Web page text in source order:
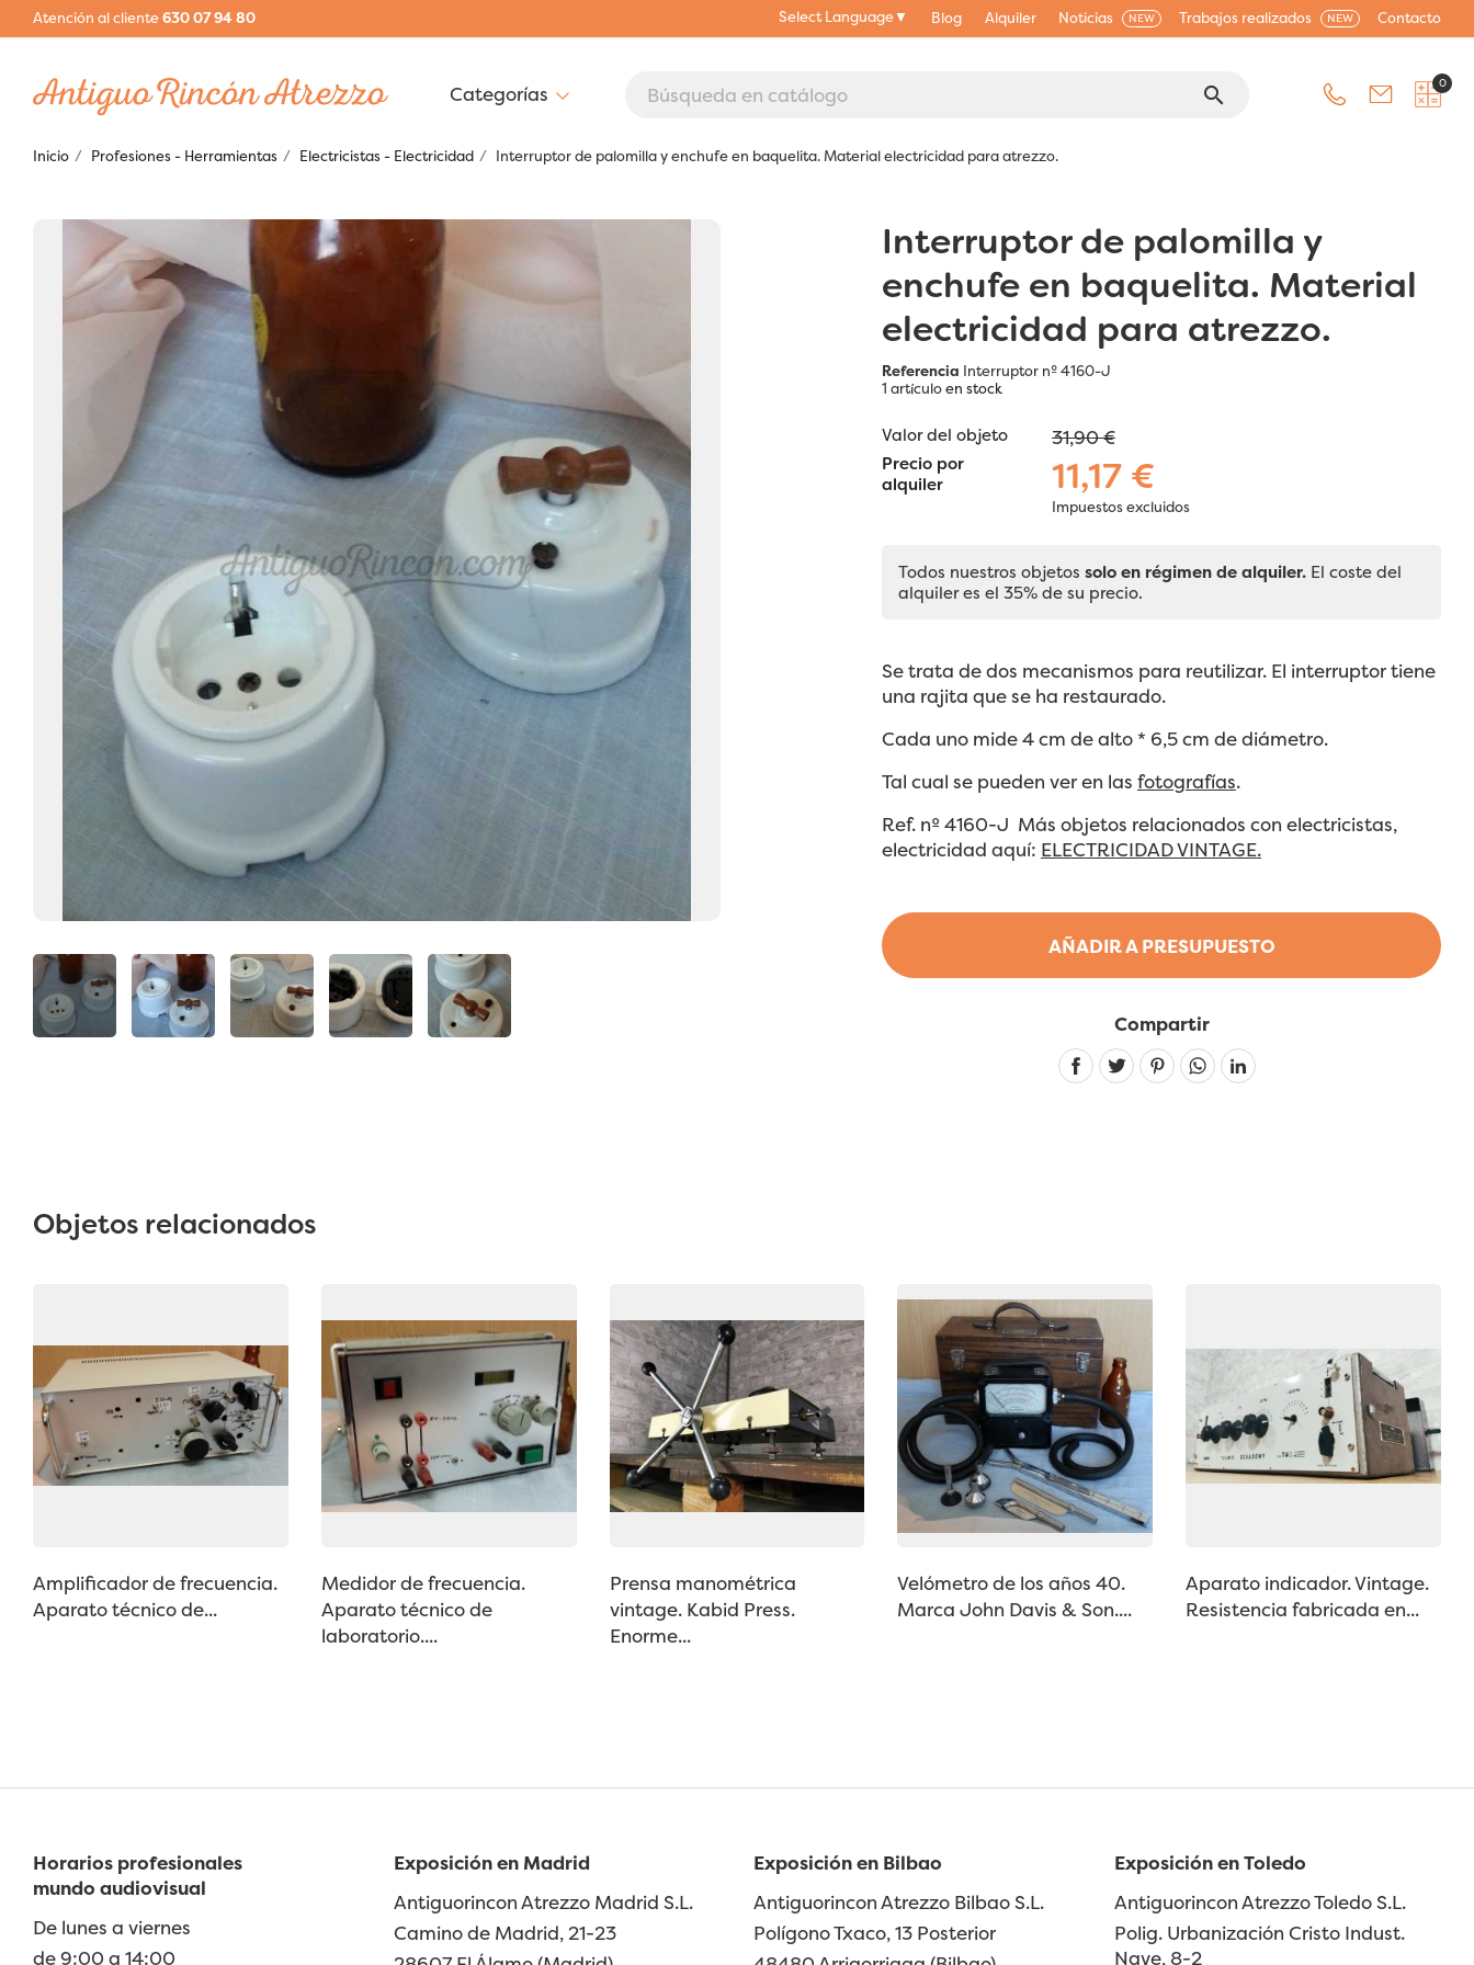
Atención al cliente630 07 94 80 Select Language▼ Blog Alquiler Noticias NEW Trabajos realizados NEW Contacto
search 0
Inicio Profesiones - Herramientas Electricistas - Electricidad Interruptor de palomilla y enchufe en baquelita. Material electricidad para atrezzo.
Interruptor de palomilla y
enchufe en baquelita. Material
electricidad para atrezzo.
Referencia Interruptor nº 4160-J
1 artículoen stock
AÑADIR A PRESUPUESTO
Valor del objeto 31,90 €
Precio por
alquiler
11,17 €
Impuestos excluidos
Todos nuestros objetos solo en régimen de alquiler. El coste del
alquiler es el 35% de su precio.
Se trata de dos mecanismos para reutilizar. El interruptor tiene
una rajita que se ha restaurado.
Cada uno mide 4 cm de alto * 6,5 cm de diámetro.
Tal cual se pueden ver en las fotografías.
Ref. nº 4160-J Más objetos relacionados con electricistas,
electricidad aquí: ELECTRICIDAD VINTAGE.
Compartir
Linkedin
Objetos relacionados
Amplificador de frecuencia.
Aparato técnico de...
Medidor de frecuencia.
Aparato técnico de
laboratorio....
Prensa manométrica
vintage. Kabid Press.
Enorme...
Velómetro de los años 40.
Marca John Davis & Son....
Aparato indicador. Vintage.
Resistencia fabricada en...
Horarios profesionales
mundo audiovisual
De lunes a viernes
de 9:00 a 14:00
Exposición en Madrid
Antiguorincon Atrezzo Madrid S.L.
Camino de Madrid, 21-23
Exposición en Bilbao
Antiguorincon Atrezzo Bilbao S.L.
Polígono Txaco, 13 Posterior
Exposición en Toledo
Antiguorincon Atrezzo Toledo S.L.
Polig. Urbanización Cristo Indust.
Nave, 8-2